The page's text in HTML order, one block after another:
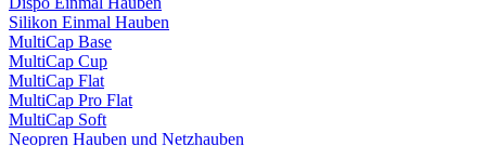
Silikon Einmal Hauben
MultiCap Base
MultiCap Cup
MultiCap Flat
MultiCap Pro Flat
MultiCap Soft
Neopren Hauben und Netzhauben